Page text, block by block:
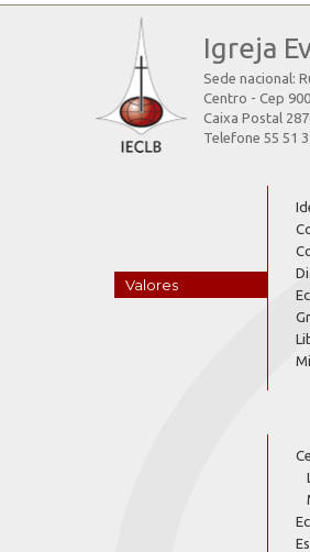
Igreja
Sede nacional:
Centro - Cep
Caixa Postal
Telefone 55 51
Valores